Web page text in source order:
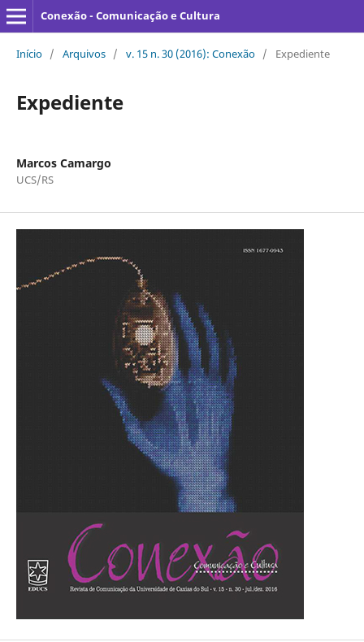
Conexão - Comunicação e Cultura
Início / Arquivos / v. 15 n. 30 (2016): Conexão / Expediente
Expediente
Marcos Camargo
UCS/RS